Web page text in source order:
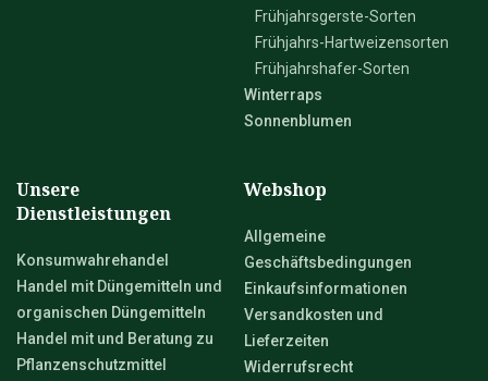
Frühjahrsgerste-Sorten
Frühjahrs-Hartweizensorten
Frühjahrshafer-Sorten
Winterraps
Sonnenblumen
Unsere
Dienstleistungen
Konsumwahrehandel
Handel mit Düngemitteln und
organischen Düngemitteln
Handel mit und Beratung zu
Pflanzenschutzmittel
Webshop
Allgemeine
Geschäftsbedingungen
Einkaufsinformationen
Versandkosten und
Lieferzeiten
Widerrufsrecht